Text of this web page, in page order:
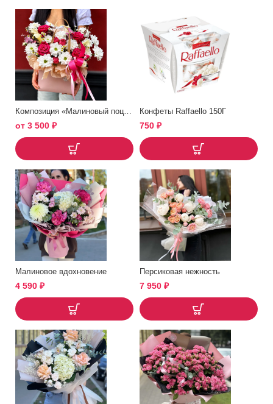
от 3 500 ₽
Конфеты Raffaello 150Г
750 ₽
Малиновое вдохновение
4 590 ₽
Персиковая нежность
7 950 ₽